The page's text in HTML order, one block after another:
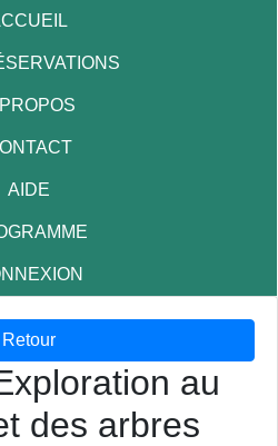
AIDE
Retour
au
des arbres